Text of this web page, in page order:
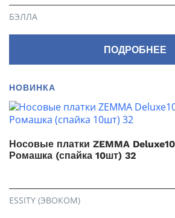
БЭЛЛА
ПОДРОБНЕЕ
НОВИНКА
Носовые платки ZEMMA
Ромашка (спайка 10шт) 32
ESSITY (ЭВОКОМ)